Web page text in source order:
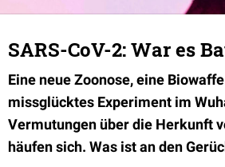
SARS-CoV-2: War es
Eine neue Zoonose, eine
missglücktes Experiment im
Vermutungen über die Herkunft
häufen sich. Was ist an den